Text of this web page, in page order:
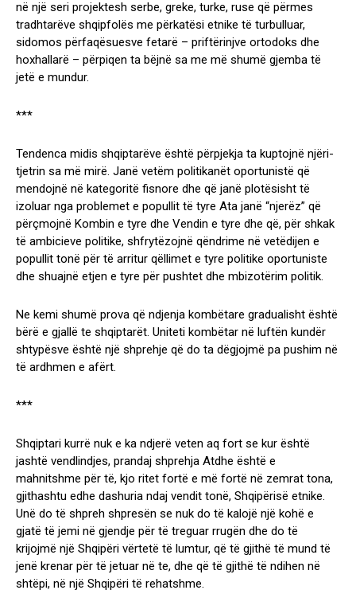
në një seri projektesh serbe, greke, turke, ruse që përmes
tradhtarëve shqipfolës me përkatësi etnike të turbulluar,
sidomos përfaqësuesve fetarë – priftërinjve ortodoks dhe
hoxhallarë – përpiqen ta bëjnë sa me më shumë gjemba të
jetë e mundur.
***
Tendenca midis shqiptarëve është përpjekja ta kuptojnë njëri-
tjetrin sa më mirë. Janë vetëm politikanët oportunistë që
mendojnë në kategoritë fisnore dhe që janë plotësisht të
izoluar nga problemet e popullit të tyre Ata janë “njerëz” që
përçmojnë Kombin e tyre dhe Vendin e tyre dhe që, për shkak
të ambicieve politike, shfrytëzojnë qëndrime në vetëdijen e
popullit tonë për të arritur qëllimet e tyre politike oportuniste
dhe shuajnë etjen e tyre për pushtet dhe mbizotërim politik.
Ne kemi shumë prova që ndjenja kombëtare gradualisht është
bërë e gjallë te shqiptarët. Uniteti kombëtar në luftën kundër
shtypësve është një shprehje që do ta dëgjojmë pa pushim në
të ardhmen e afërt.
***
Shqiptari kurrë nuk e ka ndjerë veten aq fort se kur është
jashtë vendlindjes, prandaj shprehja Atdhe është e
mahnitshme për të, kjo ritet fortë e më fortë në zemrat tona,
gjithashtu edhe dashuria ndaj vendit tonë, Shqipërisë etnike.
Unë do të shpreh shpresën se nuk do të kalojë një kohë e
gjatë të jemi në gjendje për të treguar rrugën dhe do të
krijojmë një Shqipëri vërtetë të lumtur, që të gjithë të mund të
jenë krenar për të jetuar në te, dhe që të gjithë të ndihen në
shtëpi, në një Shqipëri të rehatshme.